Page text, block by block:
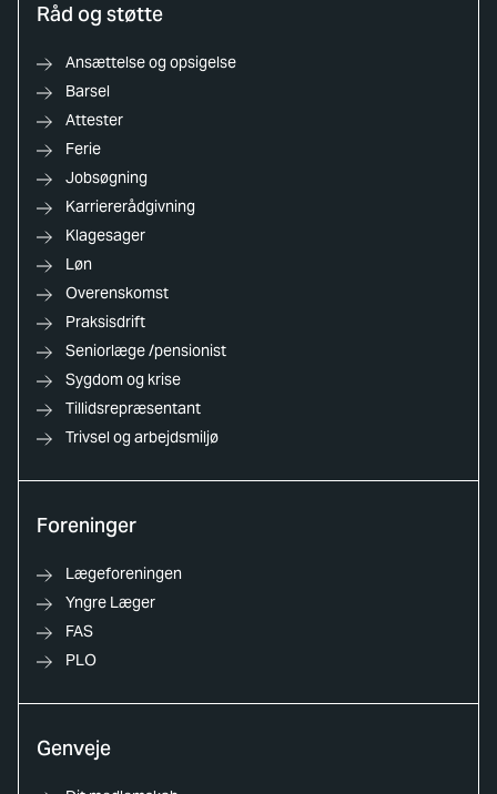
Råd og støtte
Ansættelse og opsigelse
Barsel
Attester
Ferie
Jobsøgning
Karriererådgivning
Klagesager
Løn
Overenskomst
Praksisdrift
Seniorlæge /pensionist
Sygdom og krise
Tillidsrepræsentant
Trivsel og arbejdsmiljø
Foreninger
Lægeforeningen
Yngre Læger
FAS
PLO
Genveje